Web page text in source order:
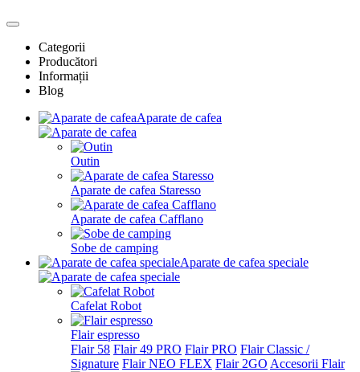
Categorii
Producători
Informații
Blog
Aparate de cafea
Outin
Aparate de cafea Staresso
Aparate de cafea Cafflano
Sobe de camping
Aparate de cafea speciale
Cafelat Robot
Flair espresso
Flair 58 Flair 49 PRO Flair PRO Flair Classic /
Signature Flair NEO FLEX Flair 2GO Accesorii Flair